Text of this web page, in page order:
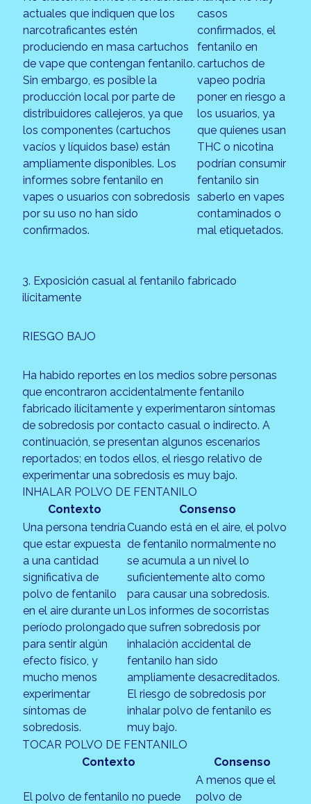
actuales que indiquen que los
narcotraficantes estén
produciendo en masa cartuchos
de vape que contengan fentanilo.
Sin embargo, es posible la
producción local por parte de
distribuidores callejeros, ya que
los componentes (cartuchos
vacíos y líquidos base) están
ampliamente disponibles. Los
informes sobre fentanilo en
vapes o usuarios con sobredosis
por su uso no han sido
confirmados.
casos
confirmados, el
fentanilo en
cartuchos de
vapeo podría
poner en riesgo a
los usuarios, ya
que quienes usan
THC o nicotina
podrían consumir
fentanilo sin
saberlo en vapes
contaminados o
mal etiquetados.
3. Exposición casual al fentanilo fabricado
ilícitamente
RIESGO BAJO
Ha habido reportes en los medios sobre personas
que encontraron accidentalmente fentanilo
fabricado ilícitamente y experimentaron síntomas
de sobredosis por contacto casual o indirecto. A
continuación, se presentan algunos escenarios
reportados; en todos ellos, el riesgo relativo de
experimentar una sobredosis es muy bajo.
INHALAR POLVO DE FENTANILO
Contexto
Consenso
Una persona tendría
que estar expuesta
a una cantidad
significativa de
polvo de fentanilo
en el aire durante un
período prolongado
para sentir algún
efecto físico, y
mucho menos
experimentar
síntomas de
sobredosis.
Cuando está en el aire, el polvo
de fentanilo normalmente no
se acumula a un nivel lo
suficientemente alto como
para causar una sobredosis.
Los informes de socorristas
que sufren sobredosis por
inhalación accidental de
fentanilo han sido
ampliamente desacreditados.
El riesgo de sobredosis por
inhalar polvo de fentanilo es
muy bajo.
TOCAR POLVO DE FENTANILO
Contexto
Consenso
El polvo de fentanilo no puede
A menos que el
polvo de